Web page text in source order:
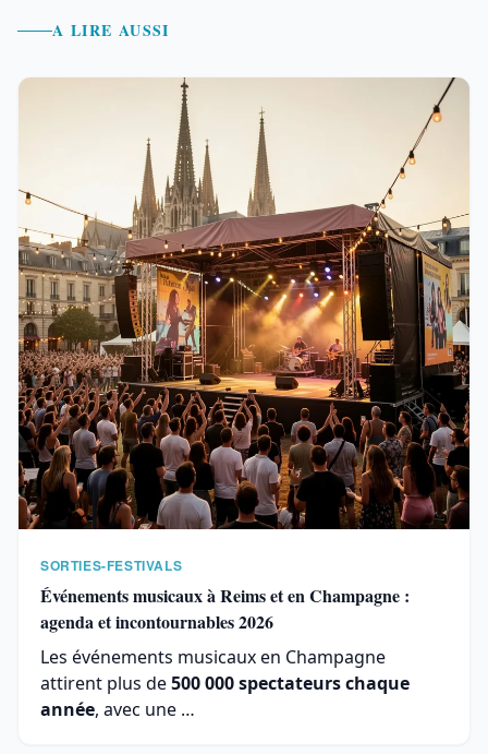
A LIRE AUSSI
SORTIES-FESTIVALS
Événements musicaux à Reims et en Champagne :
agenda et incontournables 2026
Les événements musicaux en Champagne
attirent plus de500 000 spectateurs chaque
année, avec une …